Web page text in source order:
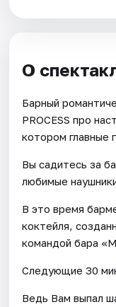
О
Барный
PROCESS про
котором главные
Вы садитесь за
любимые
В это время
коктейля,
командой бара
Следующие 30
Ведь Вам выпал